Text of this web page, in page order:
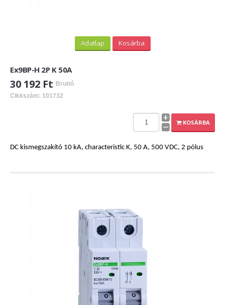
Adatlap Kosárba
Ex9BP-H 2P K 50A
30 192 Ft Bruttó
Cikkszám: 101732
KOSÁRBA
DC kismegszakító 10 kA, characteristic K, 50 A, 500 VDC, 2 pólus